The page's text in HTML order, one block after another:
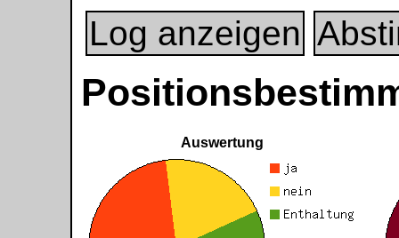
Log anzeigen
Auswertung